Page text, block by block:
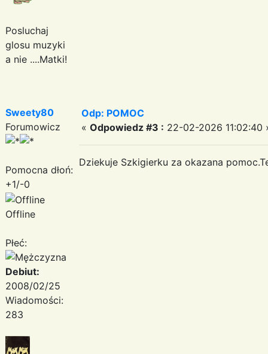
Posluchaj
glosu muzyki
a nie ....Matki!
Sweety80
Forumowicz
Pomocna dłoń:
+1/-0
Offline
Płeć:
Debiut:
2008/02/25
Wiadomości:
283
Odp: POMOC
« Odpowiedz #3 : 22-02-2026 11:02:40
Dziekuje Szkigierku za okazana